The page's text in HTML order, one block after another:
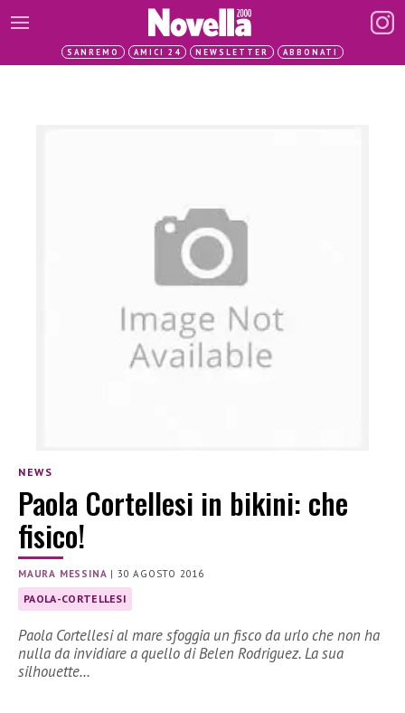
SANREMO AMICI 24 NEWSLETTER ABBONATI
NEWS
Paola Cortellesi in bikini: che
fisico!
MAURA MESSINA | 30 AGOSTO 2016
PAOLA-CORTELLESI
Paola Cortellesi al mare sfoggia un fisco da urlo che non ha
nulla da invidiare a quello di Belen Rodriguez. La sua
silhouette…